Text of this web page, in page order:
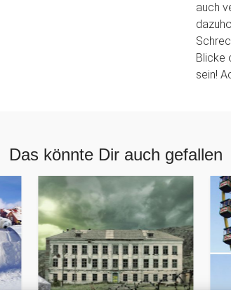
auch
Blicke
sein!
Das könnte Dir auch gefallen